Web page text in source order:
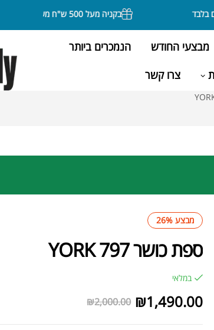
בקניה מעל 500 ש"ח משלוח חינם
מבצעי החודש
הנמכרים ביותר
צרו קשר
מבצע 26%
ספת כושר 797 YORK
במלאי
₪2,000.00 ₪1,490.00